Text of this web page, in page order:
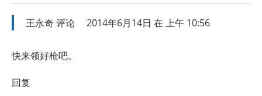
王永奇评论 2014年6月14日 在 上午 10:56
快来领好枪吧。
回复